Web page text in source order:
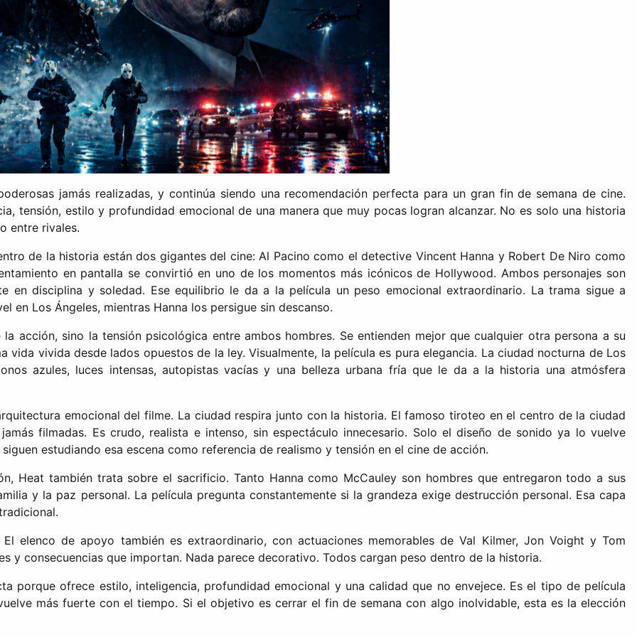
jamás realizadas, y continúa siendo una recomendación perfecta para un gran fin de semana de cine.
tensión, estilo y profundidad emocional de una manera que muy pocas logran alcanzar. No es solo una historia
entre rivales.
de la historia están dos gigantes del cine: Al Pacino como el detective Vincent Hanna y Robert De Niro como
en pantalla se convirtió en uno de los momentos más icónicos de Hollywood. Ambos personajes son
en disciplina y soledad. Ese equilibrio le da a la película un peso emocional extraordinario. La trama sigue a
en Los Ángeles, mientras Hanna los persigue sin descanso.
acción, sino la tensión psicológica entre ambos hombres. Se entienden mejor que cualquier otra persona a su
vida vivida desde lados opuestos de la ley. Visualmente, la película es pura elegancia. La ciudad nocturna de Los
azules, luces intensas, autopistas vacías y una belleza urbana fría que le da a la historia una atmósfera
emocional del filme. La ciudad respira junto con la historia. El famoso tiroteo en el centro de la ciudad
filmadas. Es crudo, realista e intenso, sin espectáculo innecesario. Solo el diseño de sonido ya lo vuelve
estudiando esa escena como referencia de realismo y tensión en el cine de acción.
Heat también trata sobre el sacrificio. Tanto Hanna como McCauley son hombres que entregaron todo a sus
y la paz personal. La película pregunta constantemente si la grandeza exige destrucción personal. Esa capa
elenco de apoyo también es extraordinario, con actuaciones memorables de Val Kilmer, Jon Voight y Tom
y consecuencias que importan. Nada parece decorativo. Todos cargan peso dentro de la historia.
porque ofrece estilo, inteligencia, profundidad emocional y una calidad que no envejece. Es el tipo de película
más fuerte con el tiempo. Si el objetivo es cerrar el fin de semana con algo inolvidable, esta es la elección